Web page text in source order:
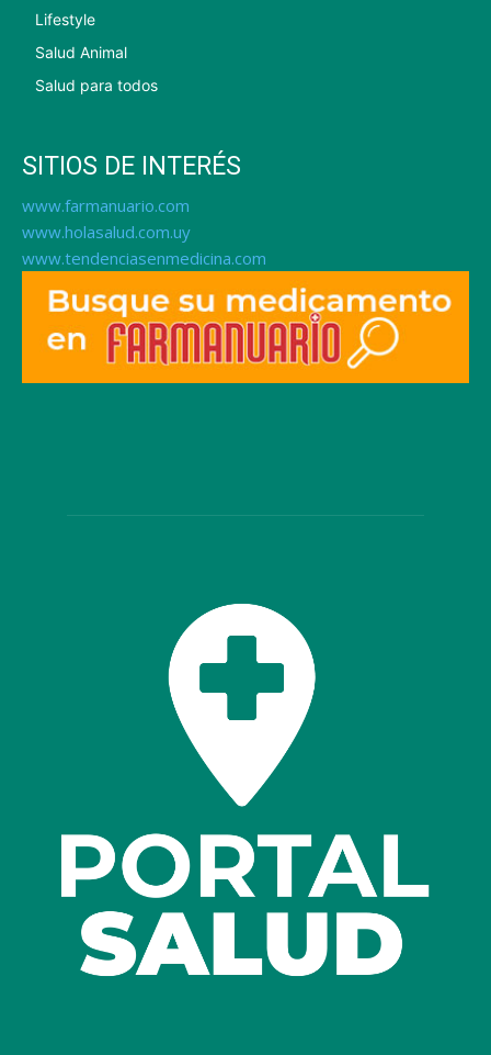
Lifestyle
Salud Animal
Salud para todos
SITIOS DE INTERÉS
www.farmanuario.com
www.holasalud.com.uy
www.tendenciasenmedicina.com